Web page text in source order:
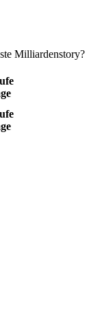
Milliardenstory?